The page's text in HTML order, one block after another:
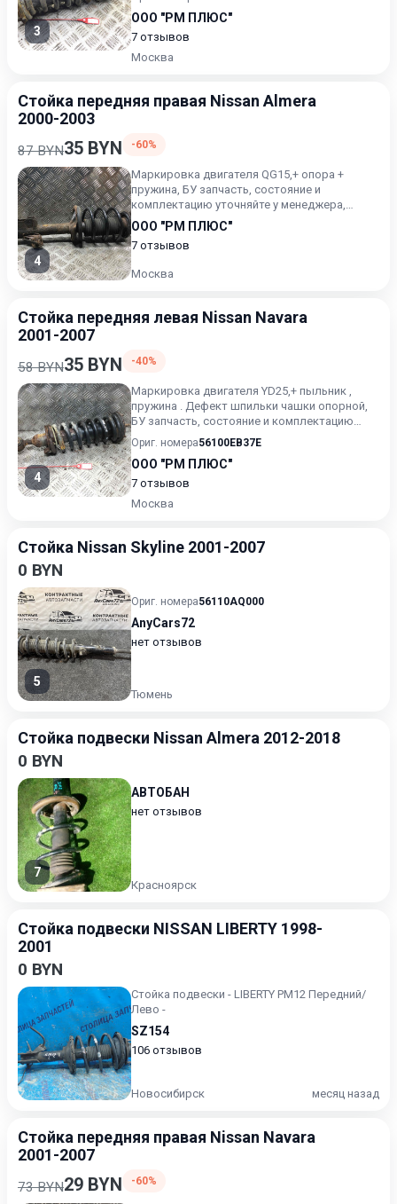
3
ООО "РМ ПЛЮС"
7 отзывов
Москва
Стойка передняя правая Nissan Almera
2000-2003
87 BYN35 BYN -60%
4
Маркировка двигателя QG15,+ опора +
пружина, БУ запчасть, состояние и
комплектацию уточняйте у менеджера,
проверочный срок от 14 до 30 дней...
ООО "РМ ПЛЮС"
7 отзывов
Москва
Стойка передняя левая Nissan Navara
2001-2007
58 BYN35 BYN -40%
4
Маркировка двигателя YD25,+ пыльник ,
пружина . Дефект шпильки чашки опорной,
БУ запчасть, состояние и комплектацию
уточняйте у менеджера, п...
Ориг. номера56100EB37E
ООО "РМ ПЛЮС"
7 отзывов
Москва
Стойка Nissan Skyline 2001-2007
0 BYN
5
Ориг. номера56110AQ000
AnyCars72
нет отзывов
Тюмень
Стойка подвески Nissan Almera 2012-2018
0 BYN
7
АВТОБАН
нет отзывов
Красноярск
Стойка подвески NISSAN LIBERTY 1998-
2001
0 BYN
Стойка подвески - LIBERTY PM12 Передний/
Лево -
SZ154
106 отзывов
Новосибирск месяц назад
Стойка передняя правая Nissan Navara
2001-2007
73 BYN29 BYN -60%